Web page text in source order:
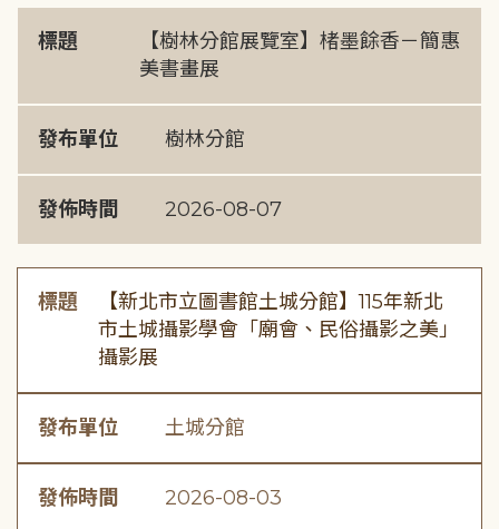
標題
【樹林分館展覽室】楮墨餘香－簡惠
美書畫展
發布單位 樹林分館
發佈時間 2026-08-07
標題
【新北市立圖書館土城分館】115年新北
市土城攝影學會「廟會、民俗攝影之美」
攝影展
發布單位 土城分館
發佈時間 2026-08-03